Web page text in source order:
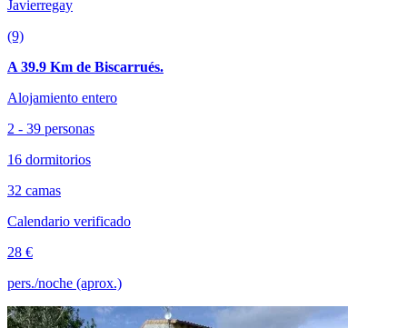
Javierregay
(9)
A 39.9 Km de Biscarrués.
Alojamiento entero
2 - 39 personas
16 dormitorios
32 camas
Calendario verificado
28 €
pers./noche (aprox.)